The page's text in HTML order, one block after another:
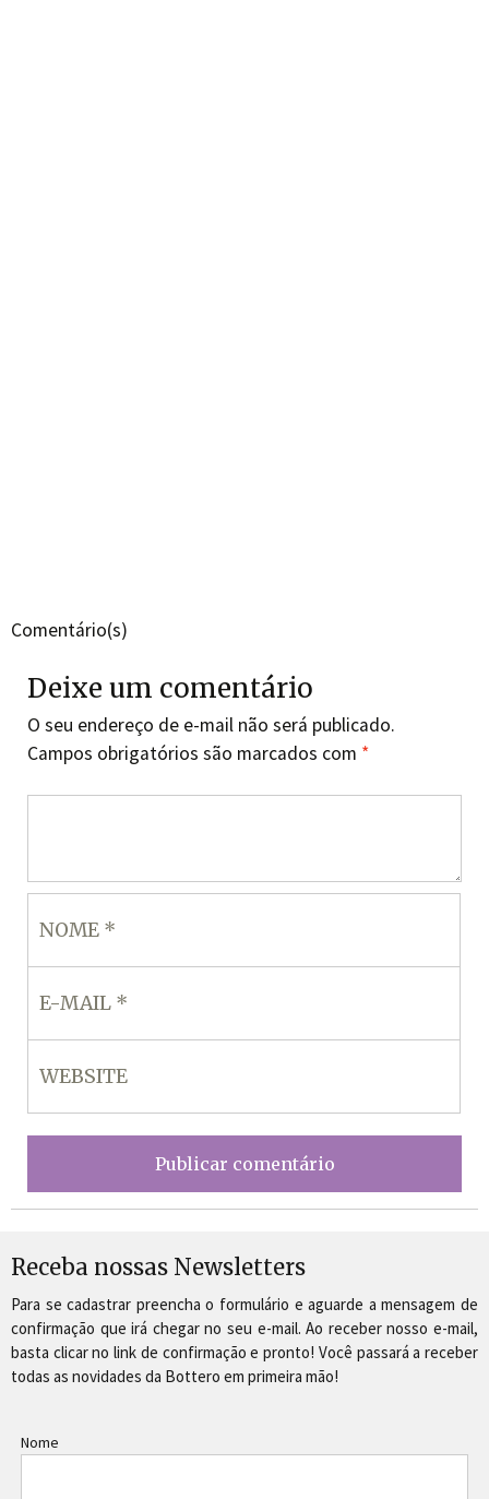
Comentário(s)
Deixe um comentário
O seu endereço de e-mail não será publicado.
Campos obrigatórios são marcados com *
Receba nossas Newsletters
Para se cadastrar preencha o formulário e aguarde a mensagem de
confirmação que irá chegar no seu e-mail. Ao receber nosso e-mail,
basta clicar no link de confirmação e pronto! Você passará a receber
todas as novidades da Bottero em primeira mão!
Nome